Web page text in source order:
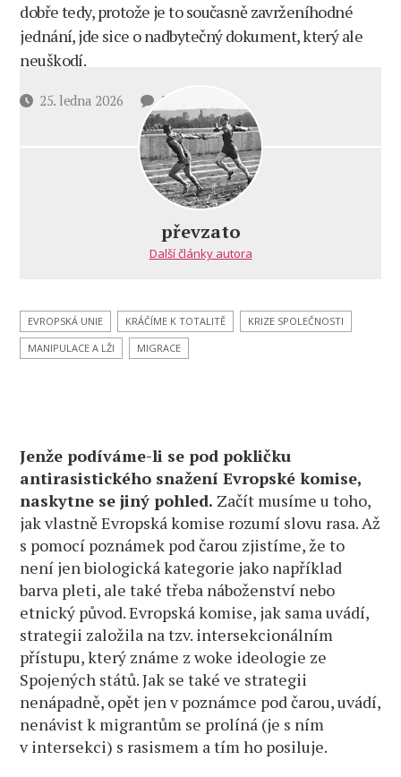
dobře tedy, protože je to současně zavrženíhodné
jednání, jde sice o nadbytečný dokument, který ale
neuškodí.
Datum25. ledna 2026 5 komentářů
textu
s
názvem
Antirasistická
tyranie
převzato
Další články autora
EVROPSKÁ UNIE KRÁČÍME K TOTALITĚ
KRIZE SPOLEČNOSTI
MANIPULACE A LŽI
MIGRACE
Jenže podíváme-li se pod pokličku
antirasistického snažení Evropské komise,
naskytne se jiný pohled. Začít musíme u toho,
jak vlastně Evropská komise rozumí slovu rasa. Až
s pomocí poznámek pod čarou zjistíme, že to
není jen biologická kategorie jako například
barva pleti, ale také třeba náboženství nebo
etnický původ. Evropská komise, jak sama uvádí,
strategii založila na tzv. intersekcionálním
přístupu, který známe z woke ideologie ze
Spojených států. Jak se také ve strategii
nenápadně, opět jen v poznámce pod čarou, uvádí,
nenávist k migrantům se prolíná (je s ním
v intersekci) s rasismem a tím ho posiluje.